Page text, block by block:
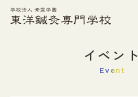
イベント
Event